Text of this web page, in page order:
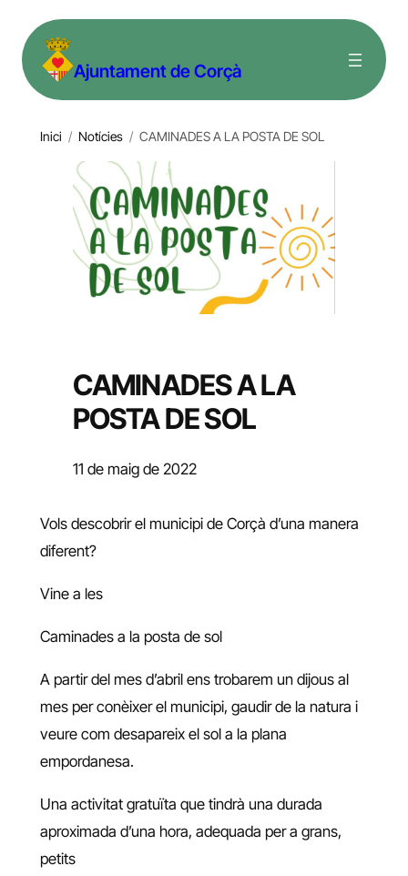
contingut Ajuntament de Corçà
Inici / Notícies / CAMINADES A LA POSTA DE SOL
CAMINADES A LA
POSTA DE SOL
11 de maig de 2022
Vols descobrir el municipi de Corçà d’una manera
diferent?
Vine a les
Caminades a la posta de sol
A partir del mes d’abril ens trobarem un dijous al
mes per conèixer el municipi, gaudir de la natura i
veure com desapareix el sol a la plana
empordanesa.
Una activitat gratuïta que tindrà una durada
aproximada d’una hora, adequada per a grans,
petits